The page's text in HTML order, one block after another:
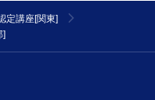
定講座[関東]
]